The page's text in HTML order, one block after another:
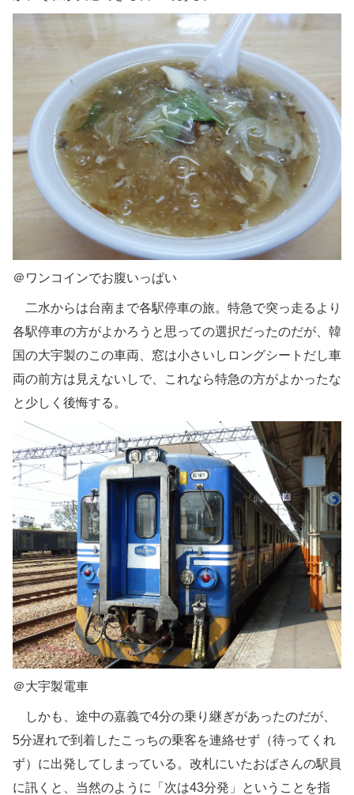
＠ワンコインでお腹いっぱい
二水からは台南まで各駅停車の旅。特急で突っ走るより
各駅停車の方がよかろうと思っての選択だったのだが、韓
国の大宇製のこの車両、窓は小さいしロングシートだし車
両の前方は見えないしで、これなら特急の方がよかったな
と少しく後悔する。
＠大宇製電車
しかも、途中の嘉義で4分の乗り継ぎがあったのだが、
5分遅れで到着したこっちの乗客を連絡せず（待ってくれ
ず）に出発してしまっている。改札にいたおばさんの駅員
に訊くと、当然のように「次は43分発」ということを指